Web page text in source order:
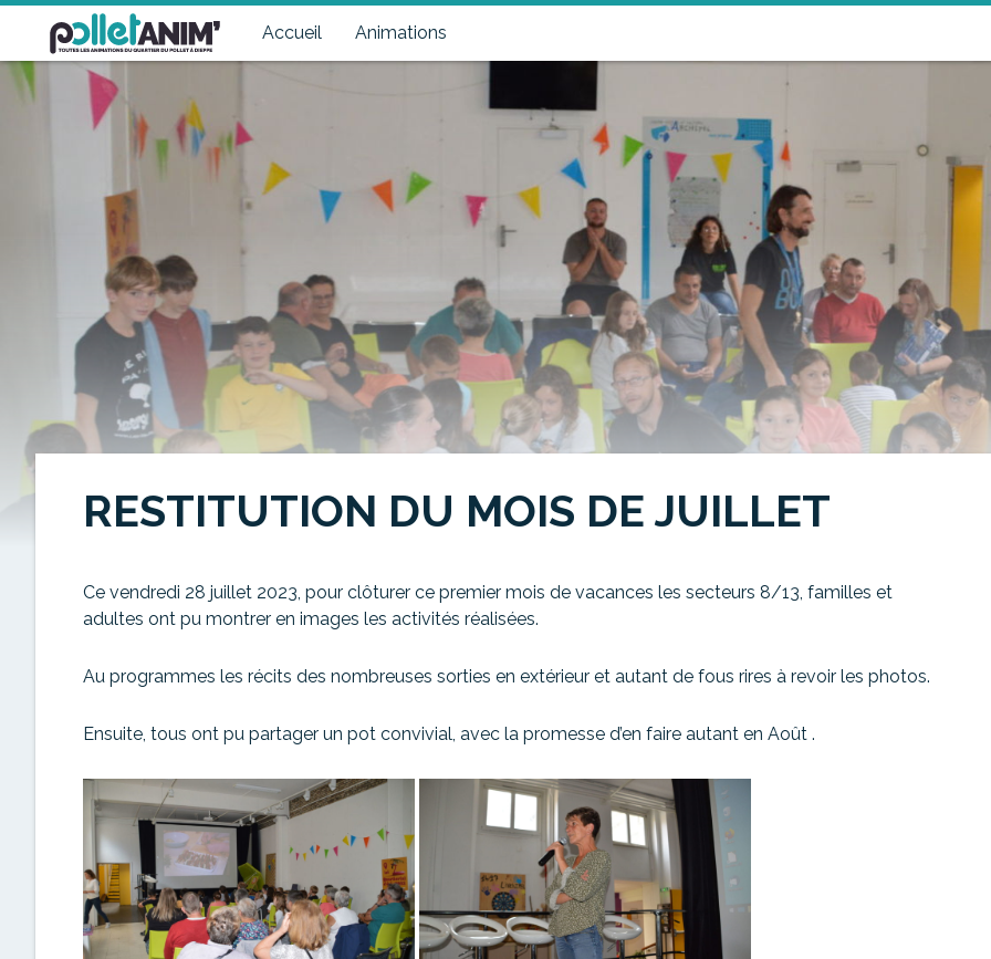
Accueil Animations
Pollet Anim'
Toutes les animations du quartier du Pollet à Dieppe
RESTITUTION DU MOIS DE JUILLET
Ce vendredi 28 juillet 2023, pour clôturer ce premier mois de vacances les secteurs 8/13, familles et
adultes ont pu montrer en images les activités réalisées.
Au programmes les récits des nombreuses sorties en extérieur et autant de fous rires à revoir les photos.
Ensuite, tous ont pu partager un pot convivial, avec la promesse d’en faire autant en Août .